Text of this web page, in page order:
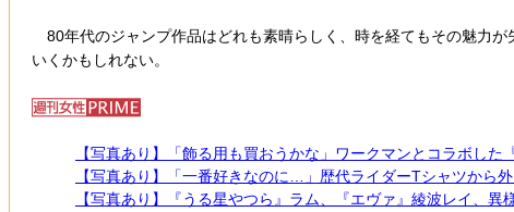
80年代のジャンプ作品はどれも素晴らしく、時を経てもその魅力
いくかもしれない。
【写真あり】「飾る用も買おうかな」ワークマンとコラボした
【写真あり】「一番好きなのに…」歴代ライダーTシャツから
【写真あり】『うる星やつら』ラム、『エヴァ』綾波レイ、異